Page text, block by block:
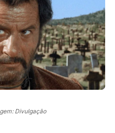
Divulgação